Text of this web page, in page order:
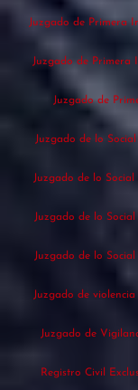
Juzgado de Primera
Juzgado de Primera
Juzgado de
Juzgado de lo Social
Juzgado de lo Social
Juzgado de lo Social
Juzgado de lo Social
Juzgado de
Juzgado de
Registro Civil